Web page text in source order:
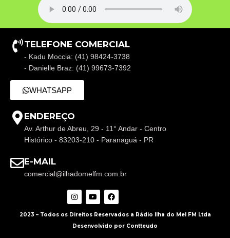
TELEFONE COMERCIAL
- Kadu Moccia: (41) 98424-3738
- Danielle Braz: (41) 99673-7392
WHATSAPP
ENDEREÇO
Av. Arthur de Abreu, 29 - 11° Andar - Centro
Histórico - 83203-210 - Paranaguá - PR
E-MAIL
comercial@ilhadomelfm.com.br
2023 – Todos os Direitos Reservados a Rádio Ilha do Mel FM Ltda
Desenvolvido por Contteudo